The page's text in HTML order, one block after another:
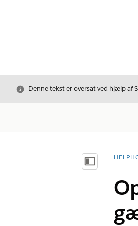
LukDenne tekst er oversat ved hjælp af
Vis